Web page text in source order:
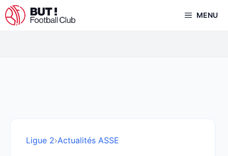
Aller
au
MENU
Ligue 2›Actualités ASSE